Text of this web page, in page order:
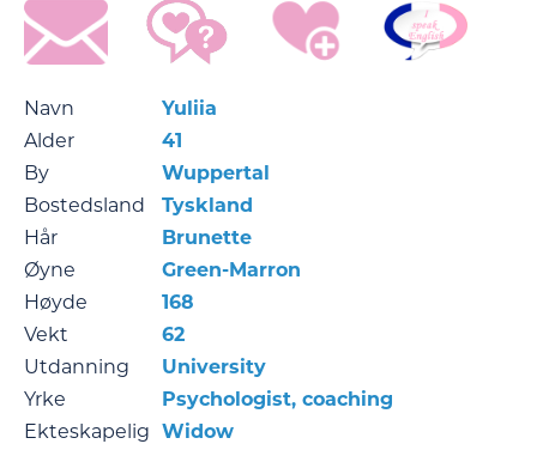
Navn
Yuliia
Alder
41
By
Wuppertal
Bostedsland
Tyskland
Hår
Brunette
Øyne
Green-Marron
Høyde
168
Vekt
62
Utdanning
University
Yrke
Psychologist, coaching
Ekteskapelig Widow